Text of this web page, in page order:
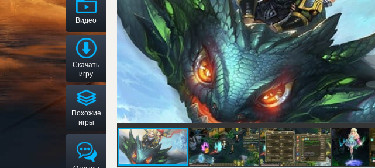
Видео
Скачать
игру
Похожие
игры